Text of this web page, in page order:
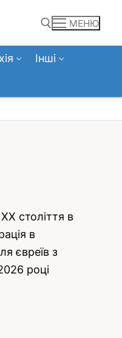
МЕНЮ
Інші
століття в
в
євреїв з
році